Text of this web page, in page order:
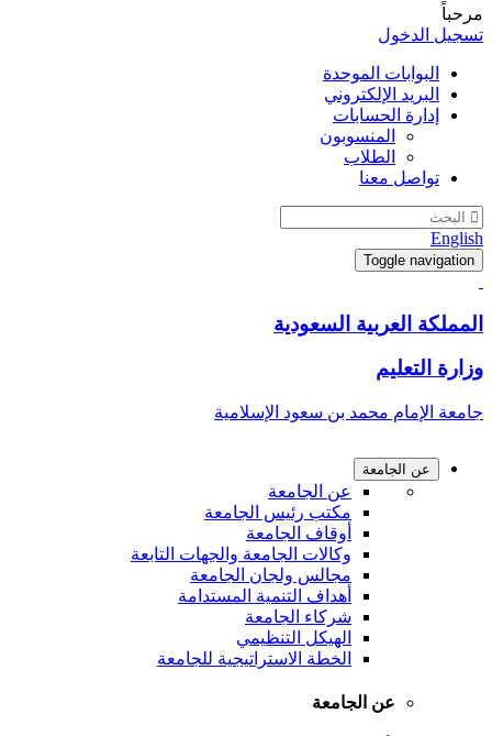
مرحباً
تسجيل الدخول
البوابات الموحدة
البريد الإلكتروني
إدارة الحسابات
المنسوبون
الطلاب
تواصل معنا
English
Toggle navigation
المملكة العربية السعودية
وزارة التعليم
جامعة الإمام محمد بن سعود الإسلامية
عن الجامعة
عن الجامعة
مكتب رئيس الجامعة
أوقاف الجامعة
وكالات الجامعة والجهات التابعة
مجالس ولجان الجامعة
أهداف التنمية المستدامة
شركاء الجامعة
الهيكل التنظيمي
الخطة الاستراتيجية للجامعة
عن الجامعة